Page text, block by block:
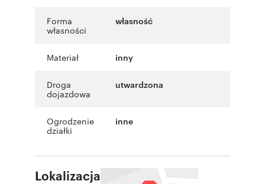
Forma
własności
własność
Materiał inny
Droga
dojazdowa
utwardzona
Ogrodzenie
działki
inne
Lokalizacja